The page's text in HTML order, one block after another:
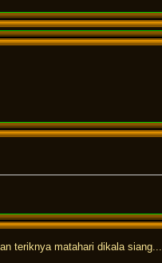
teriknya matahari dikala siang...